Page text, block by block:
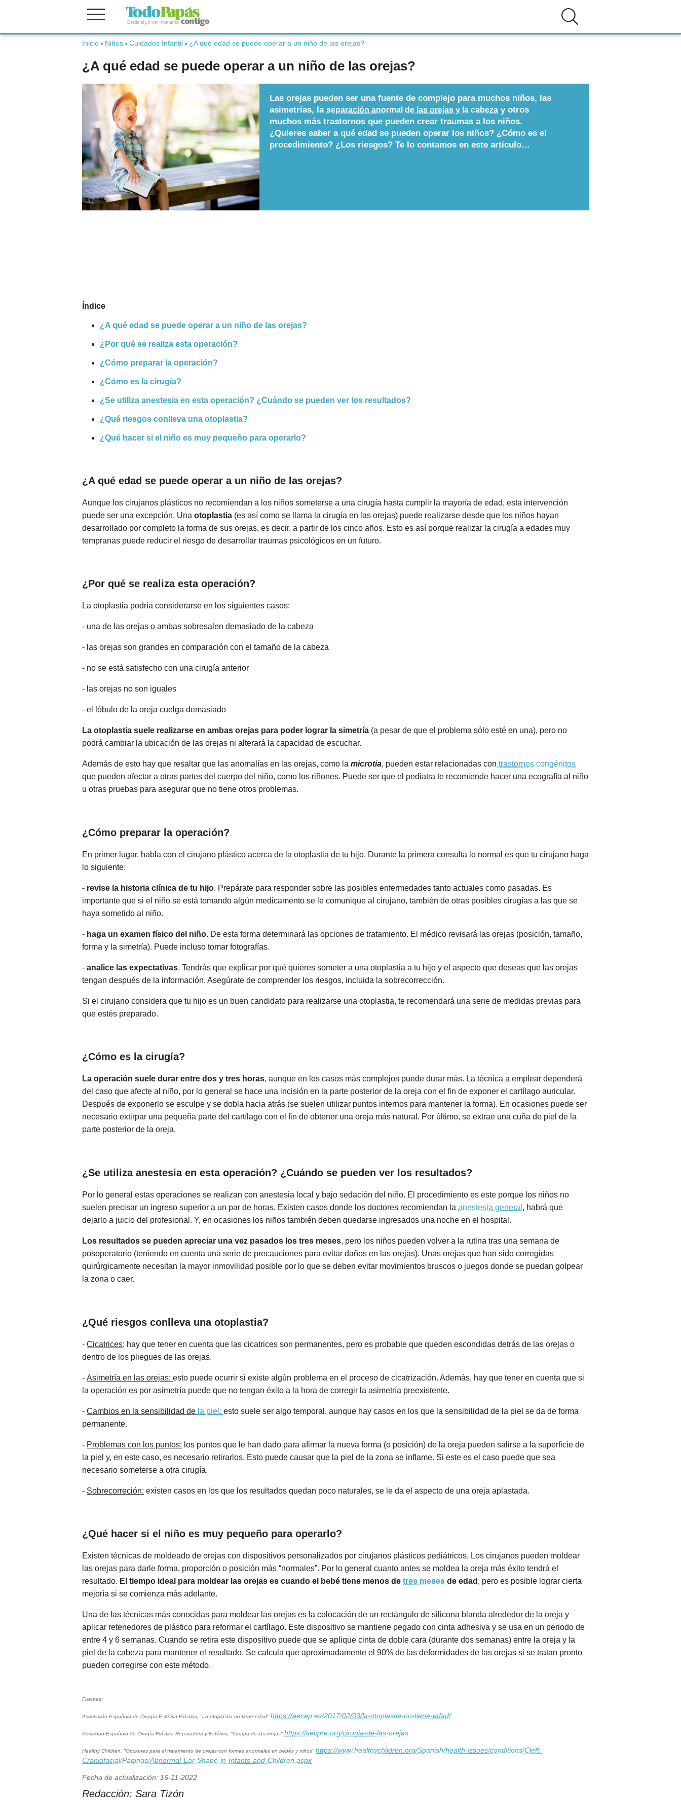
Inicio > Niños > Cuidados Infantil > ¿A qué edad se puede operar a un niño de las orejas?
¿A qué edad se puede operar a un niño de las orejas?
Las orejas pueden ser una fuente de complejo para muchos niños, las
asimetrías, la separación anormal de las orejas y la cabeza y otros
muchos más trastornos que pueden crear traumas a los niños.
¿Quieres saber a qué edad se pueden operar los niños? ¿Cómo es el
procedimiento? ¿Los riesgos? Te lo contamos en este artículo…
Índice
¿A qué edad se puede operar a un niño de las orejas?
¿Por qué se realiza esta operación?
¿Cómo preparar la operación?
¿Cómo es la cirugía?
¿Se utiliza anestesia en esta operación? ¿Cuándo se pueden ver los resultados?
¿Qué riesgos conlleva una otoplastia?
¿Qué hacer si el niño es muy pequeño para operarlo?
¿A qué edad se puede operar a un niño de las orejas?
Aunque los cirujanos plásticos no recomiendan a los niños someterse a una cirugía hasta cumplir la mayoría de edad, esta intervención
puede ser una excepción. Una otoplastia (es así como se llama la cirugía en las orejas) puede realizarse desde que los niños hayan
desarrollado por completo la forma de sus orejas, es decir, a partir de los cinco años. Esto es así porque realizar la cirugía a edades muy
tempranas puede reducir el riesgo de desarrollar traumas psicológicos en un futuro.
¿Por qué se realiza esta operación?
La otoplastia podría considerarse en los siguientes casos:
- una de las orejas o ambas sobresalen demasiado de la cabeza
- las orejas son grandes en comparación con el tamaño de la cabeza
- no se está satisfecho con una cirugía anterior
- las orejas no son iguales
- el lóbulo de la oreja cuelga demasiado
La otoplastia suele realizarse en ambas orejas para poder lograr la simetría (a pesar de que el problema sólo esté en una), pero no
podrá cambiar la ubicación de las orejas ni alterará la capacidad de escuchar.
Además de esto hay que resaltar que las anomalías en las orejas, como la microtia, pueden estar relacionadas con trastornos congénitos
que pueden afectar a otras partes del cuerpo del niño, como los riñones. Puede ser que el pediatra te recomiende hacer una ecografía al niño
u otras pruebas para asegurar que no tiene otros problemas.
¿Cómo preparar la operación?
En primer lugar, habla con el cirujano plástico acerca de la otoplastia de tu hijo. Durante la primera consulta lo normal es que tu cirujano haga
lo siguiente:
- revise la historia clínica de tu hijo. Prepárate para responder sobre las posibles enfermedades tanto actuales como pasadas. Es
importante que si el niño se está tomando algún medicamento se le comunique al cirujano, también de otras posibles cirugías a las que se
haya sometido al niño.
- haga un examen físico del niño. De esta forma determinará las opciones de tratamiento. El médico revisará las orejas (posición, tamaño,
forma y la simetría). Puede incluso tomar fotografías.
- analice las expectativas. Tendrás que explicar por qué quieres someter a una otoplastia a tu hijo y el aspecto que deseas que las orejas
tengan después de la información. Asegúrate de comprender los riesgos, incluida la sobrecorrección.
Si el cirujano considera que tu hijo es un buen candidato para realizarse una otoplastia, te recomendará una serie de medidas previas para
que estés preparado.
¿Cómo es la cirugía?
La operación suele durar entre dos y tres horas, aunque en los casos más complejos puede durar más. La técnica a emplear dependerá
del caso que afecte al niño, por lo general se hace una incisión en la parte posterior de la oreja con el fin de exponer el cartílago auricular.
Después de exponerlo se esculpe y se dobla hacia atrás (se suelen utilizar puntos internos para mantener la forma). En ocasiones puede ser
necesario extirpar una pequeña parte del cartílago con el fin de obtener una oreja más natural. Por último, se extrae una cuña de piel de la
parte posterior de la oreja.
¿Se utiliza anestesia en esta operación? ¿Cuándo se pueden ver los resultados?
Por lo general estas operaciones se realizan con anestesia local y bajo sedación del niño. El procedimiento es este porque los niños no
suelen precisar un ingreso superior a un par de horas. Existen casos donde los doctores recomiendan la anestesia general , habrá que
dejarlo a juicio del profesional. Y, en ocasiones los niños también deben quedarse ingresados una noche en el hospital.
Los resultados se pueden apreciar una vez pasados los tres meses, pero los niños pueden volver a la rutina tras una semana de
posoperatorio (teniendo en cuenta una serie de precauciones para evitar daños en las orejas). Unas orejas que han sido corregidas
quirúrgicamente necesitan la mayor inmovilidad posible por lo que se deben evitar movimientos bruscos o juegos donde se puedan golpear
la zona o caer.
¿Qué riesgos conlleva una otoplastia?
- Cicatrices: hay que tener en cuenta que las cicatrices son permanentes, pero es probable que queden escondidas detrás de las orejas o
dentro de los pliegues de las orejas.
- Asimetría en las orejas: esto puede ocurrir si existe algún problema en el proceso de cicatrización. Además, hay que tener en cuenta que si
la operación es por asimetría puede que no tengan éxito a la hora de corregir la asimetría preexistente.
- Cambios en la sensibilidad de la piel: esto suele ser algo temporal, aunque hay casos en los que la sensibilidad de la piel se da de forma
permanente.
- Problemas con los puntos: los puntos que le han dado para afirmar la nueva forma (o posición) de la oreja pueden salirse a la superficie de
la piel y, en este caso, es necesario retirarlos. Esto puede causar que la piel de la zona se inflame. Si este es el caso puede que sea
necesario someterse a otra cirugía.
- Sobrecorreción: existen casos en los que los resultados quedan poco naturales, se le da el aspecto de una oreja aplastada.
¿Qué hacer si el niño es muy pequeño para operarlo?
Existen técnicas de moldeado de orejas con dispositivos personalizados por cirujanos plásticos pediátricos. Los cirujanos pueden moldear
las orejas para darle forma, proporción o posición más “normales”. Por lo general cuanto antes se moldea la oreja más éxito tendrá el
resultado. El tiempo ideal para moldear las orejas es cuando el bebé tiene menos de tres meses de edad , pero es posible lograr cierta
mejoría si se comienza más adelante.
Una de las técnicas más conocidas para moldear las orejas es la colocación de un rectángulo de silicona blanda alrededor de la oreja y
aplicar retenedores de plástico para reformar el cartílago. Este dispositivo se mantiene pegado con cinta adhesiva y se usa en un periodo de
entre 4 y 6 semanas. Cuando se retira este dispositivo puede que se aplique cinta de doble cara (durante dos semanas) entre la oreja y la
piel de la cabeza para mantener el resultado. Se calcula que aproximadamente el 90% de las deformidades de las orejas si se tratan pronto
pueden corregirse con este método.
Fuentes:
Asociación Española de Cirugía Estética Plástica, "La otoplastia no tiene edad" https://aecep.es/2017/02/03/la-otoplastia-no-tiene-edad/
Sociedad Española de Cirugía Plástica Reparadora y Estética, "Cirugía de las orejas" https://secpre.org/cirugia-de-las-orejas
Healthy Children, "Opciones para el tratamiento de orejas con formas anormales en bebés y niños" https://www.healthychildren.org/Spanish/health-issues/conditions/Cleft-
Craniofacial/Paginas/Abnormal-Ear-Shape-in-Infants-and-Children.aspx
Fecha de actualización: 16-11-2022
Redacción: Sara Tizón